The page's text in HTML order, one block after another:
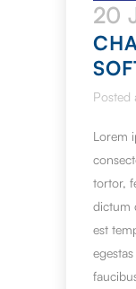
20
Posted
Lorem
tortor,
dictum
est